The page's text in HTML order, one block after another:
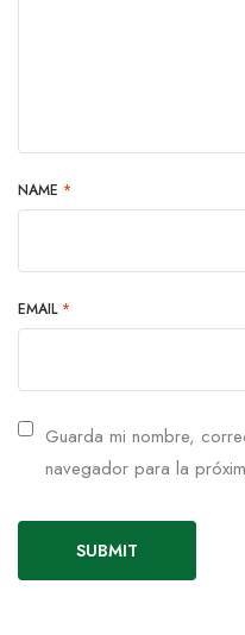
NAME *
EMAIL *
Guarda mi nombre,
navegador para la